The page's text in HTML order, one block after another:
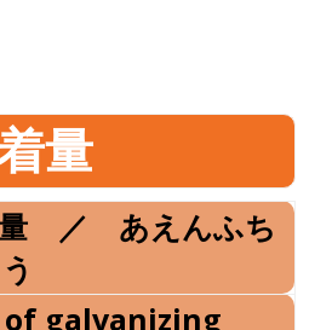
量
量 ／ あえんふち
galvanizing